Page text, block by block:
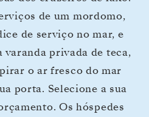
de um mordomo,
de serviço no mar, e
varanda privada de teca,
o ar fresco do mar
porta. Selecione a sua
Os hóspedes